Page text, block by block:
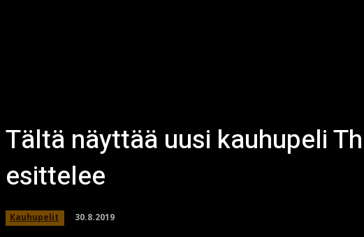
Tältä näyttää uusi kauhupeli
esittelee
Kauhupelit 30.8.2019